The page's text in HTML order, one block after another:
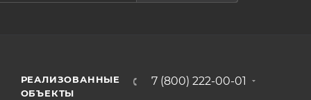
РЕАЛИЗОВАННЫЕ
ОБЪЕКТЫ
7 (800) 222-00-01